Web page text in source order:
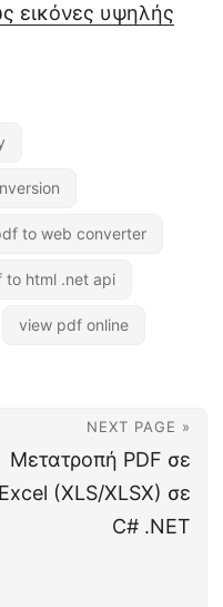
εικόνες υψηλής
to web converter
to html .net api
view pdf online
NEXT PAGE »
Μετατροπή PDF σε
Excel (XLS/XLSX) σε
C# .NET